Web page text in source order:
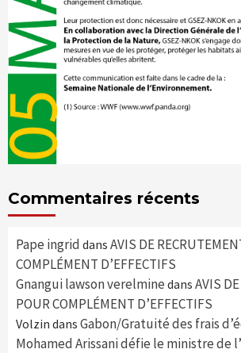
Commentaires récents
Pape ingrid dans AVIS DE
COMPLÉMENT D’EFFECTIFS
Gnangui lawson verelmine dans AVIS
POUR COMPLÉMENT D’EFFECTIFS
Volzin dans Gabon/Gratuité des frais
Mohamed Arissani défie le ministre de